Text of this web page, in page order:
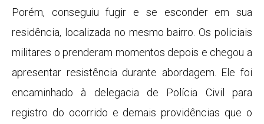
Porém, conseguiu fugir e se esconder em sua
residência, localizada no mesmo bairro. Os policiais
militares o prenderam momentos depois e chegou a
apresentar resistência durante abordagem. Ele foi
encaminhado à delegacia de Polícia Civil para
registro do ocorrido e demais providências que o